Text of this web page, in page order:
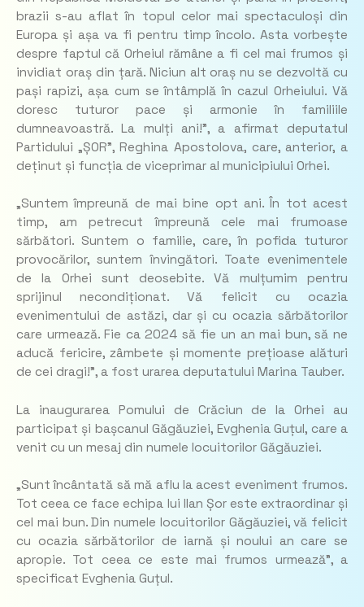
brazii s-au aflat în topul celor mai spectaculoși din
Europa și așa va fi pentru timp încolo. Asta vorbește
despre faptul că Orheiul rămâne a fi cel mai frumos și
invidiat oraș din țară. Niciun alt oraș nu se dezvoltă cu
pași rapizi, așa cum se întâmplă în cazul Orheiului. Vă
doresc tuturor pace și armonie în familiile
dumneavoastră. La mulți ani!”, a afirmat deputatul
Partidului „ȘOR”, Reghina Apostolova, care, anterior, a
deținut și funcția de viceprimar al municipiului Orhei.
„Suntem împreună de mai bine opt ani. În tot acest
timp, am petrecut împreună cele mai frumoase
sărbători. Suntem o familie, care, în pofida tuturor
provocărilor, suntem învingători. Toate evenimentele
de la Orhei sunt deosebite. Vă mulțumim pentru
sprijinul necondiționat. Vă felicit cu ocazia
evenimentului de astăzi, dar și cu ocazia sărbătorilor
care urmează. Fie ca 2024 să fie un an mai bun, să ne
aducă fericire, zâmbete și momente prețioase alături
de cei dragi!”, a fost urarea deputatului Marina Tauber.
La inaugurarea Pomului de Crăciun de la Orhei au
participat și bașcanul Găgăuziei, Evghenia Guțul, care a
venit cu un mesaj din numele locuitorilor Găgăuziei.
„Sunt încântată să mă aflu la acest eveniment frumos.
Tot ceea ce face echipa lui Ilan Șor este extraordinar și
cel mai bun. Din numele locuitorilor Găgăuziei, vă felicit
cu ocazia sărbătorilor de iarnă și noului an care se
apropie. Tot ceea ce este mai frumos urmează”, a
specificat Evghenia Guțul.